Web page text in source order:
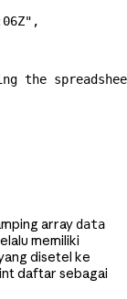
,
the
arraydata
memiliki
disetel ke
daftar sebagai